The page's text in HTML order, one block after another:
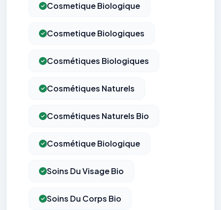
Cosmetique Biologique
Cosmetique Biologiques
Cosmétiques Biologiques
Cosmétiques Naturels
Cosmétiques Naturels Bio
Cosmétique Biologique
Soins Du Visage Bio
Soins Du Corps Bio